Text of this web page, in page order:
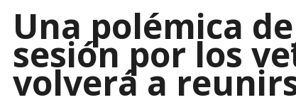
Una polémica
sesión por los
volverá a